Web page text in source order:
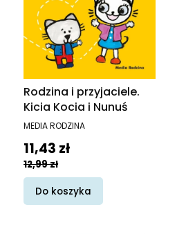
Rodzina i przyjaciele.
Kicia Kocia i Nunuś
PRODUCENT
MEDIA RODZINA
Cena promocyjna
11,43 zł
12,99 zł
Do koszyka